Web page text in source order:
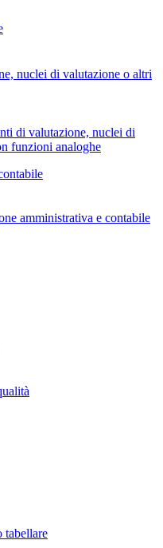
nuclei di valutazione o altri
di valutazione, nuclei di
funzioni analoghe
amministrativa e contabile
tabellare